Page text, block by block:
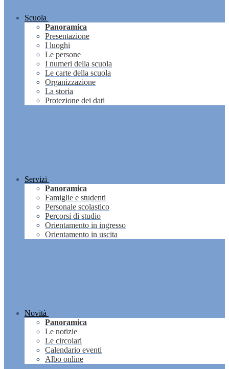
Scuola
Panoramica
Presentazione
I luoghi
Le persone
I numeri della scuola
Le carte della scuola
Organizzazione
La storia
Protezione dei dati
Servizi
Panoramica
Famiglie e studenti
Personale scolastico
Percorsi di studio
Orientamento in ingresso
Orientamento in uscita
Novità
Panoramica
Le notizie
Le circolari
Calendario eventi
Albo online